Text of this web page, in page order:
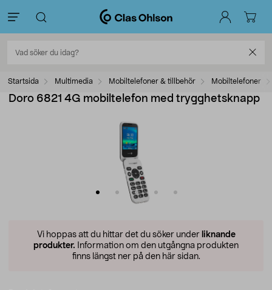
Startsida Multimedia Mobiltelefoner & tillbehör Mobiltelefoner
Doro 6821 4G mobiltelefon med trygghetsknapp
Vi hoppas att du hittar det du söker under liknande
produkter. Information om den utgångna produkten
finns längst ner på den här sidan.